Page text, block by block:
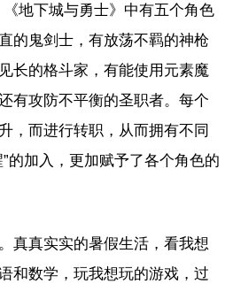
地下城与勇士》中有五个角色
的鬼剑士，有放荡不羁的神枪
长的格斗家，有能使用元素魔
有攻防不平衡的圣职者。每个
，而进行转职，从而拥有不同
的加入，更加赋予了各个角色的
真真实实的暑假生活，看我想
和数学，玩我想玩的游戏，过